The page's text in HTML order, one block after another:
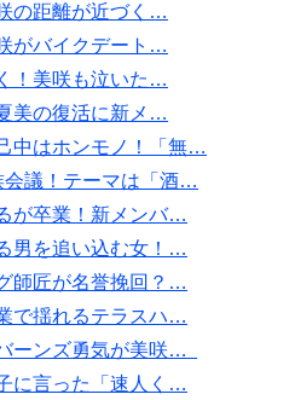
の距離が近づく…
がバイクデート…
！美咲も泣いた…
美の復活に新メ…
中はホンモノ！「無…
会議！テーマは「酒…
が卒業！新メンバ…
男を追い込む女！…
師匠が名誉挽回？…
で揺れるテラスハ…
ーンズ勇気が美咲…
に言った「速人く…